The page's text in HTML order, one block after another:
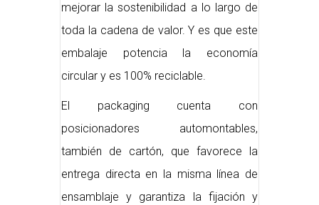
mejorar la sostenibilidad a lo largo de
toda la cadena de valor. Y es que este
embalaje potencia la economía
circular y es 100% reciclable.
El packaging cuenta con
posicionadores automontables,
también de cartón, que favorece la
entrega directa en la misma línea de
ensamblaje y garantiza la fijación y